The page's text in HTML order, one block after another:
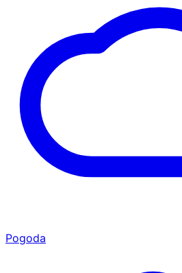
Pogoda